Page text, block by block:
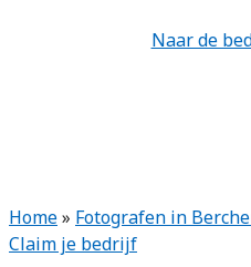
Naar de
Home» Fotografen in
Claim je bedrijf